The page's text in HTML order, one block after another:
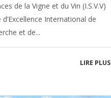
de la Vigne et du Vin (I.S.V.V)
International de
et de...
LIRE PLUS